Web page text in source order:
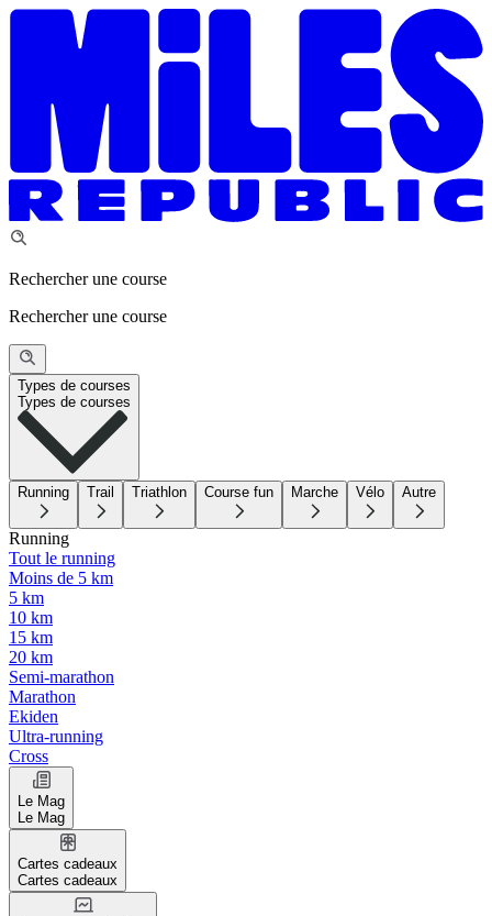
Rechercher une course
Rechercher une course
Types de courses
Types de courses
Running Trail Triathlon Course fun Marche Vélo Autre
Running
Tout le running
Moins de 5 km
5 km
10 km
15 km
20 km
Semi-marathon
Marathon
Ekiden
Ultra-running
Cross
Le Mag
Le Mag
Cartes cadeaux
Cartes cadeaux